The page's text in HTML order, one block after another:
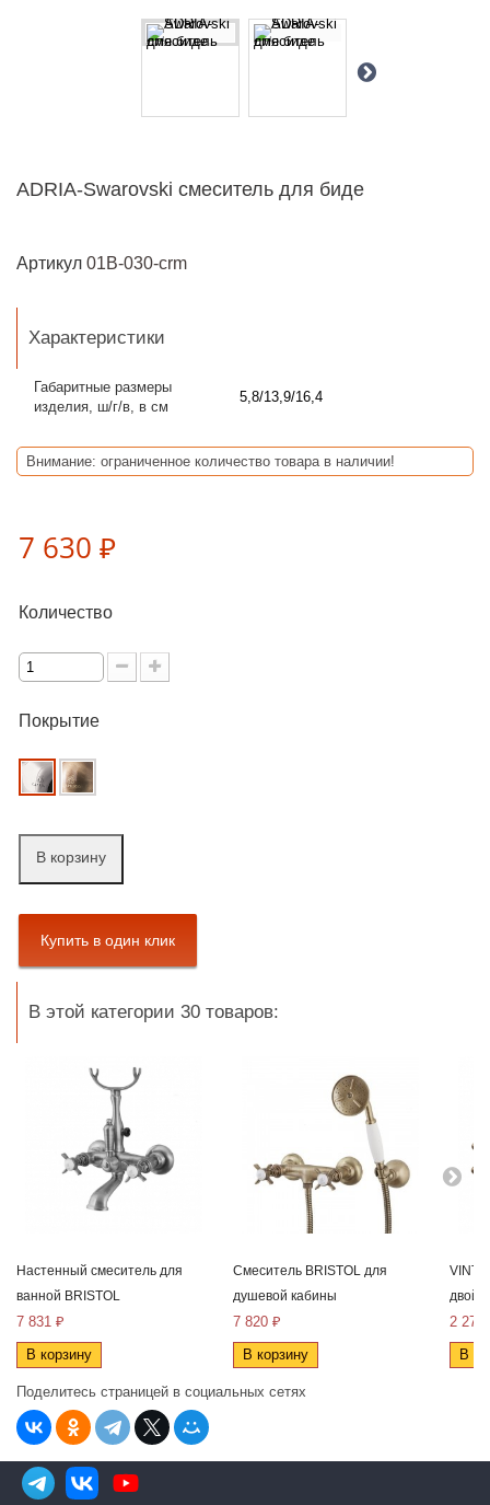
ADRIA-Swarovski смеситель для биде
Артикул 01B-030-crm
Характеристики
Габаритные размеры
изделия, ш/г/в, в см
5,8/13,9/16,4
Внимание: ограниченное количество товара в наличии!
7 630 ₽
Количество
Покрытие
В корзину
В этой категории 30 товаров:
Настенный смеситель для
ванной BRISTOL
7 831 ₽
В корзину
Смеситель BRISTOL для
душевой кабины
7 820 ₽
В корзину
2 273
В
Поделитесь страницей в социальных сетях